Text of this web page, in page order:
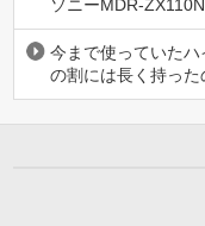
ソニーMDR-
今まで使っていた
の割には長く持った